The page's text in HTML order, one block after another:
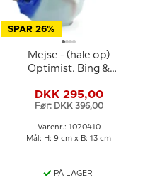
SPAR 26%
Mejse - (hale op)
Optimist. Bing &
1633 eller 410
DKK 295,00
Før: DKK 396,00
Varenr.: 1020410
Mål: H: 9 cm x B: 13 cm
PÅ LAGER